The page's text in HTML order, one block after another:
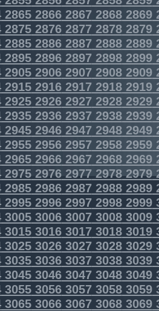
286528662867 28682869
287528762877 28782879
28852886288728882889
28952896289728982899
29052906290729082909
291529162917 29182919
292529262927 29282929
293529362937 29382939
294529462947 29482949
295529562957 29582959
296529662967 29682969
29752976297729782979
29852986298729882989
29952996299729982999
30053006300730083009
30153016301730183019
30253026302730283029
30353036303730383039
30453046304730483049
30553056305730583059
30653066306730683069